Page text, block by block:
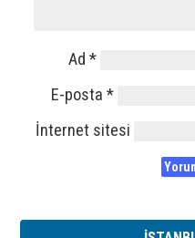
Ad*
E-posta*
İnternet sitesi